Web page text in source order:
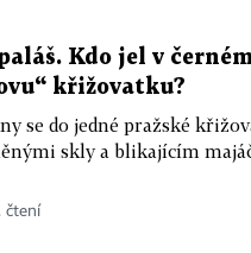
Kdo jel v
křižovatku?
se do jedné pražské
skly a blikajícím
čtení